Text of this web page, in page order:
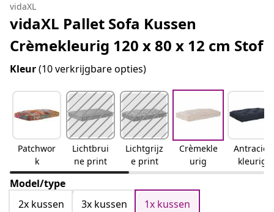
vidaXL
vidaXL Pallet Sofa Kussen
Crèmekleurig 120 x 80 x 12 cm Stof
Kleur(10 verkrijgbare opties)
Patchwor
k
Lichtbrui
ne print
Lichtgrijz
e print
Crèmekle
urig
Antraciet
kleurig
Model/type
2x kussen
3x kussen 1x kussen